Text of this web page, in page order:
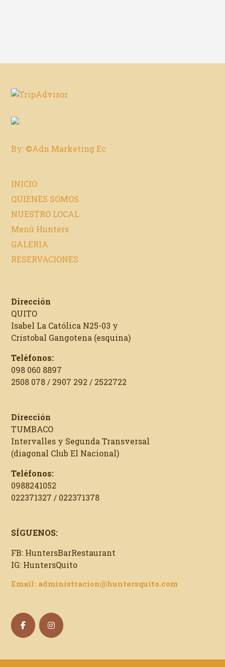
By: ©Adn Marketing Ec
INICIO
QUIENES SOMOS
NUESTRO LOCAL
Menú Hunters
GALERIA
RESERVACIONES
Dirección
QUITO
Isabel La Católica N25-03 y
Cristobal Gangotena (esquina)
Teléfonos:
098 060 8897
2508 078 / 2907 292 / 2522722
Dirección
TUMBACO
Intervalles y Segunda Transversal
(diagonal Club El Nacional)
Teléfonos:
0988241052
022371327 / 022371378
SÍGUENOS:
FB: HuntersBarRestaurant
IG: HuntersQuito
Email: administracion@huntersquito.com